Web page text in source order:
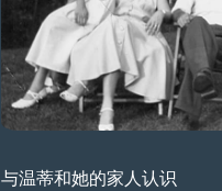
与温蒂和她的家人认识